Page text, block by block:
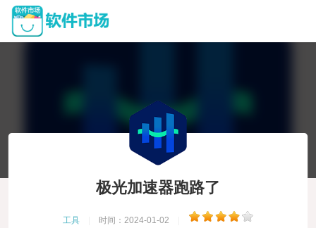
极光加速器跑路了
工具 时间：2024-01-02